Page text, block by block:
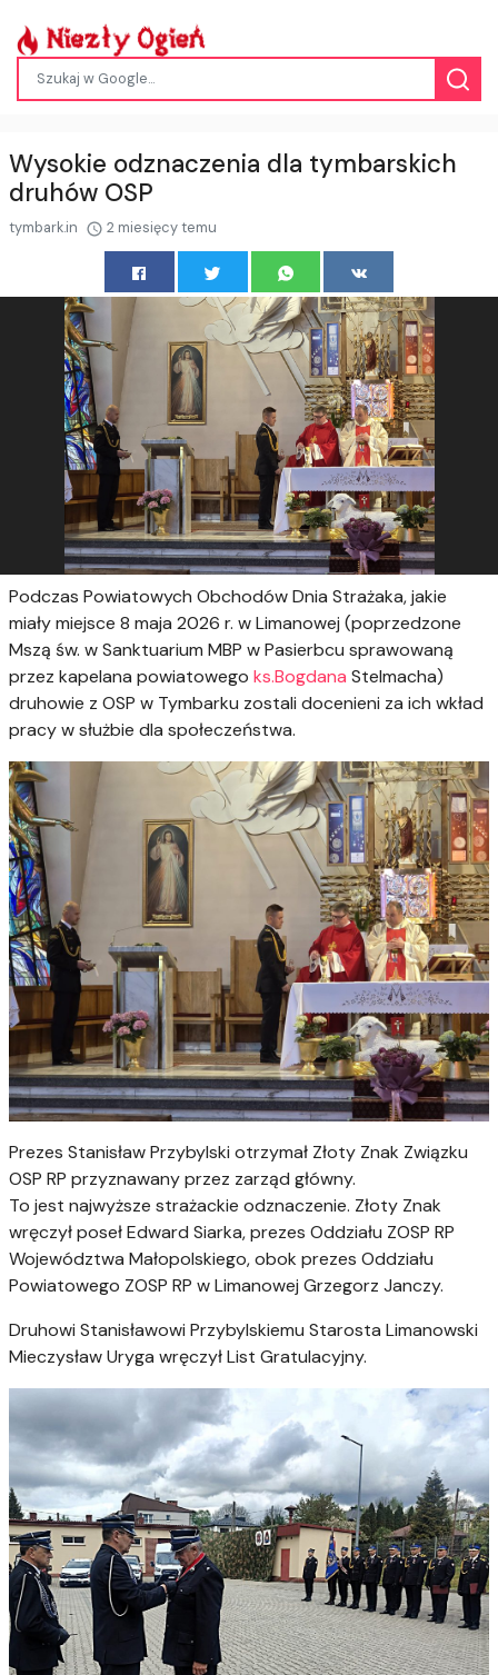
Wysokie odznaczenia dla tymbarskich
druhów OSP
tymbark.in 2 miesięcy temu
Podczas Powiatowych Obchodów Dnia Strażaka, jakie
miały miejsce 8 maja 2026 r. w Limanowej (poprzedzone
Mszą św. w Sanktuarium MBP w Pasierbcu sprawowaną
przez kapelana powiatowego ks.Bogdana Stelmacha)
druhowie z OSP w Tymbarku zostali docenieni za ich wkład
pracy w służbie dla społeczeństwa.
Prezes Stanisław Przybylski otrzymał Złoty Znak Związku
OSP RP przyznawany przez zarząd główny.
To jest najwyższe strażackie odznaczenie. Złoty Znak
wręczył poseł Edward Siarka, prezes Oddziału ZOSP RP
Województwa Małopolskiego, obok prezes Oddziału
Powiatowego ZOSP RP w Limanowej Grzegorz Janczy.
Druhowi Stanisławowi Przybylskiemu Starosta Limanowski
Mieczysław Uryga wręczył List Gratulacyjny.